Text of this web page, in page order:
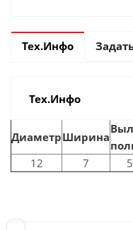
Тех.Инфо
Тех.Инфо
ДиаметрШирина
12
7